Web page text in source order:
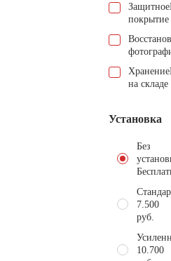
Защитное
покрытие
Хранение
на складе
Установка
Без
7.500
руб.
10.700